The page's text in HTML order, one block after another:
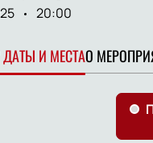
20:00
И МЕСТАО